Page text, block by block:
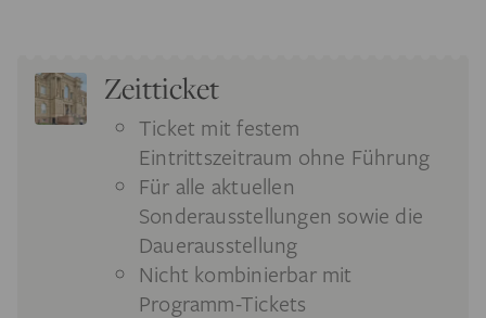
Zeitticket
Ticket mit festem
Eintrittszeitraum ohne Führung
Für alle aktuellen
Sonderausstellungen sowie die
Dauerausstellung
Nicht kombinierbar mit
Programm-Tickets